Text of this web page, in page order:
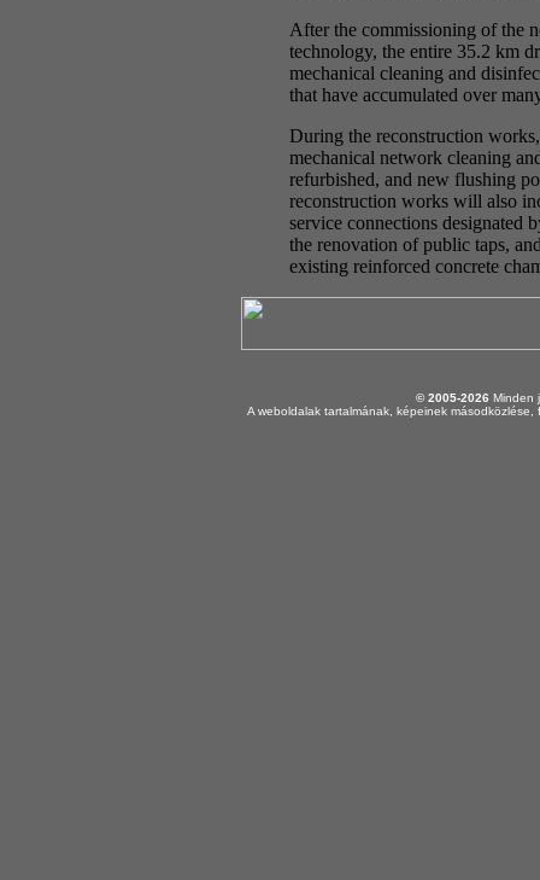
After the commissioning of the
technology, the entire 35.2 km
mechanical cleaning and
that have accumulated over
During the reconstruction
mechanical network cleaning
refurbished, and new flushing
reconstruction works will also
service connections designated
the renovation of public taps,
existing reinforced concrete
© 2005-2026 Minden
A weboldalak tartalmának, képeinek